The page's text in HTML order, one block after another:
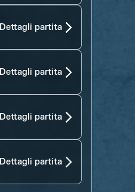
Dettagli partita
Dettagli partita
Dettagli partita
Dettagli partita